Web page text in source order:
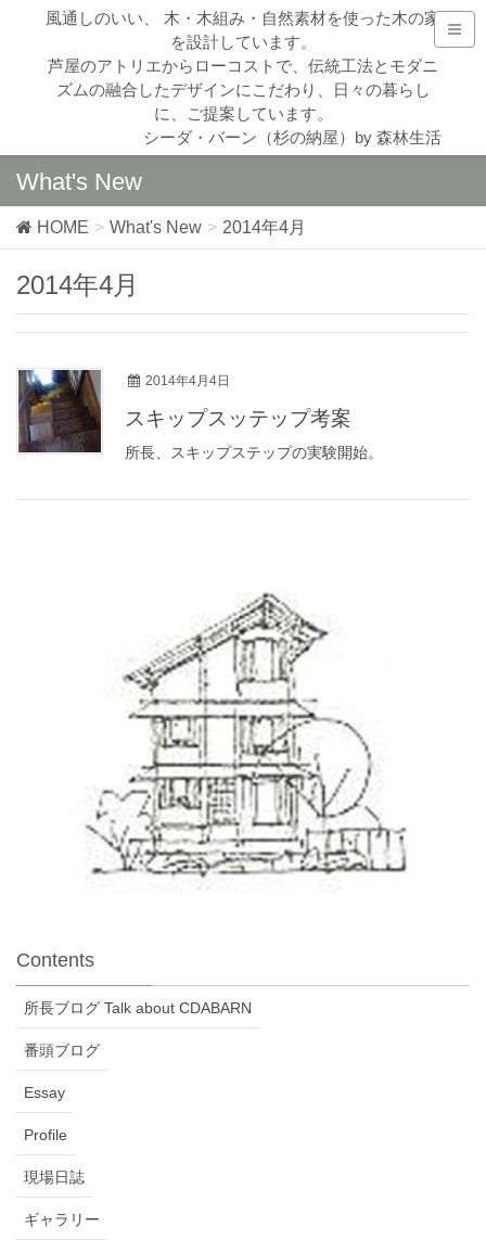
風通しのいい、 木・木組み・自然素材を使った木の家
を設計しています。
芦屋のアトリエからローコストで、伝統工法とモダニ
ズムの融合したデザインにこだわり、日々の暮らし
に、ご提案しています。
シーダ・バーン（杉の納屋）by 森林生活
What's New
HOME What's New 2014年4月
2014年4月
2014年4月4日
スキップスッテップ考案
所長、スキップステップの実験開始。
Contents
所長ブログ Talk about CDABARN
番頭ブログ
Essay
Profile
現場日誌
ギャラリー